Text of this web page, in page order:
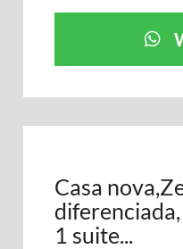
Casa
1 suite...